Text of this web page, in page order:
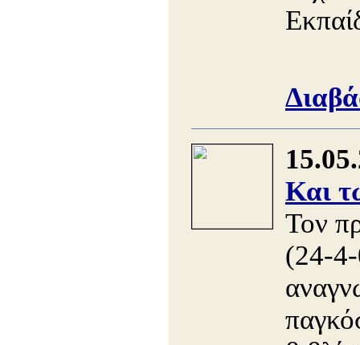
Και
Τον
(24-